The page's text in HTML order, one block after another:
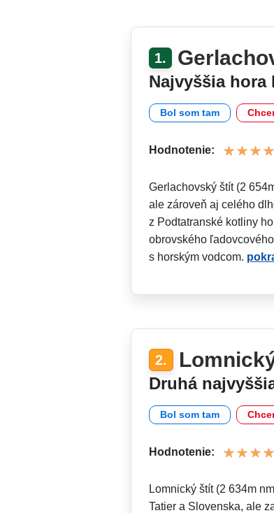
1.
Najvyššia hora
Bol som tam
Hodnotenie:
Gerlachovský štít (2
ale zároveň aj celého
z Podtatranské kotliny
obrovského
s horským vodcom.
2.
Druhá
Bol som tam
Hodnotenie:
Lomnický štít (2 634m
Tatier a Slovenska, ale